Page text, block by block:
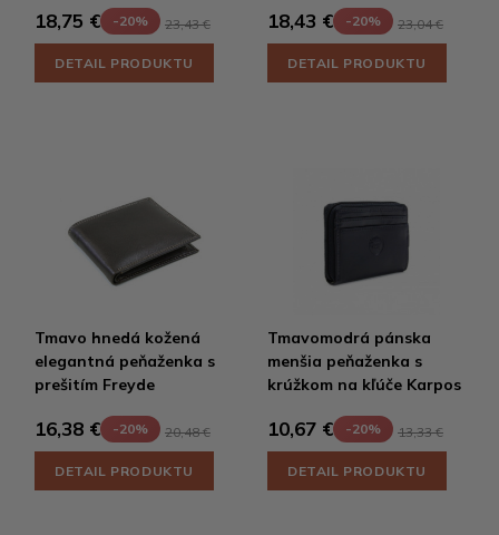
18,75 € -20% 23,43 €
DETAIL PRODUKTU
18,43 € -20% 23,04 €
DETAIL PRODUKTU
Tmavo hnedá kožená
elegantná peňaženka s
prešitím Freyde
16,38 € -20% 20,48 €
DETAIL PRODUKTU
Tmavomodrá pánska
menšia peňaženka s
krúžkom na kľúče Karpos
10,67 € -20% 13,33 €
DETAIL PRODUKTU